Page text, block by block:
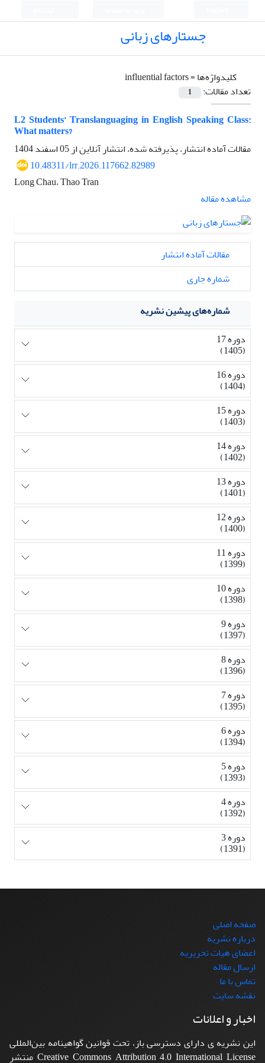
جستارهای زبانی
کلیدواژه‌ها =influential factors
تعداد مقالات:
1
L2 Students’ Translanguaging in English Speaking Class:
What matters?
مقالات آماده انتشار، پذیرفته شده، انتشار آنلاین از05 اسفند 1404
10.48311/lrr.2026.117662.82989
Long Chau، Thao Tran
مشاهده مقاله
مقالات آماده انتشار
شماره جاری
شماره‌های پیشین نشریه
دوره 17
(1405)
دوره 16
(1404)
دوره 15
(1403)
دوره 14
(1402)
دوره 13
(1401)
دوره 12
(1400)
دوره 11
(1399)
دوره 10
(1398)
دوره 9
(1397)
دوره 8
(1396)
دوره 7
(1395)
دوره 6
(1394)
دوره 5
(1393)
دوره 4
(1392)
دوره 3
(1391)
صفحه اصلی
درباره نشریه
اعضای هیات تحریریه
ارسال مقاله
تماس با ما
نقشه سایت
اخبار و اعلانات
این نشریه ی دارای دسترسی باز، تحت قوانین گواهینامه بین‌المللی
Creative Commons Attribution 4.0 International License منتشر